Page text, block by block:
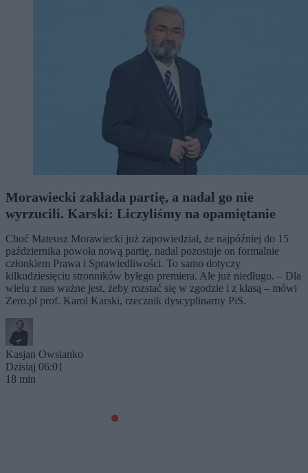
Morawiecki zakłada partię, a nadal go nie
wyrzucili. Karski: Liczyliśmy na opamiętanie
Choć Mateusz Morawiecki już zapowiedział, że najpóźniej do 15
października powoła nową partię, nadal pozostaje on formalnie
członkiem Prawa i Sprawiedliwości. To samo dotyczy
kilkudziesięciu stronników byłego premiera. Ale już niedługo. – Dla
wielu z nas ważne jest, żeby rozstać się w zgodzie i z klasą – mówi
Zero.pl prof. Karol Karski, rzecznik dyscyplinarny PiS.
Kasjan Owsianko
Dzisiaj 06:01
18 min